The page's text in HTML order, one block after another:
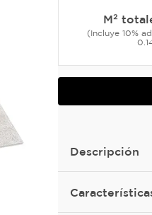
M²
(Incluye 10%
Descripción